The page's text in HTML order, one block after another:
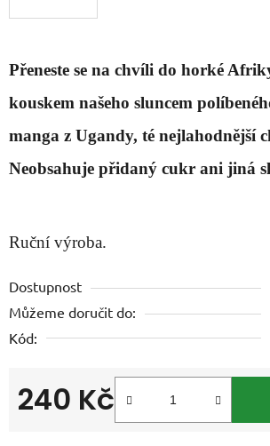
Přeneste se na chvíli do horké
kouskem našeho sluncem
manga z Ugandy, té nejlahodnější
Neobsahuje přidaný cukr ani jiná
Ruční výroba.
Dostupnost
Můžeme doručit do:
Kód:
240 Kč